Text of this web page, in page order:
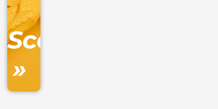
Scopri
»